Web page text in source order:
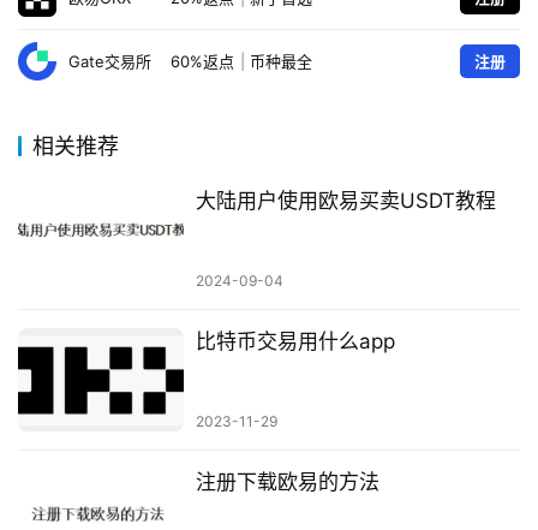
Gate交易所 60%返点 币种最全 注册
相关推荐
大陆用户使用欧易买卖USDT教程
2024-09-04
比特币交易用什么app
2023-11-29
注册下载欧易的方法